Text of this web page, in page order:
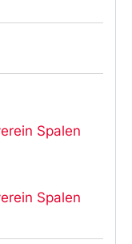
Spalen
Spalen